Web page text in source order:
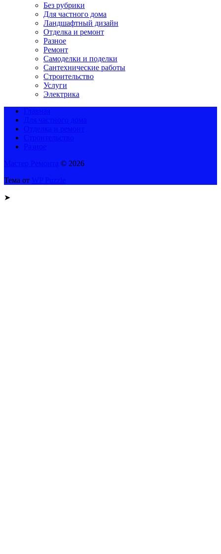
Без рубрики
Для частного дома
Ландшафтный дизайн
Отделка и ремонт
Разное
Ремонт
Самоделки и поделки
Сантехнические работы
Строительство
Услуги
Электрика
© 2026
Тема от
➤